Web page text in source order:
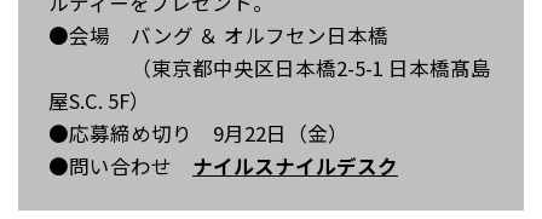
●会場 バング ＆ オルフセン日本橋
（東京都中央区日本橋2-5-1 日本橋髙島
屋S.C. 5F）
●応募締め切り 9月22日（金）
●問い合わせ ナイルスナイルデスク